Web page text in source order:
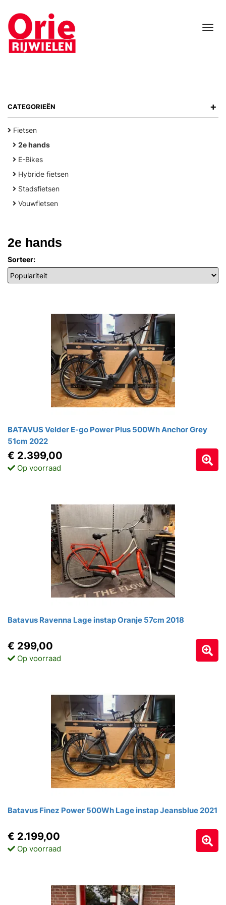
CATEGORIEËN +
Fietsen
2e hands
E-Bikes
Hybride fietsen
Stadsfietsen
Vouwfietsen
2e hands
Sorteer:
BATAVUS Velder E-go Power Plus 500Wh Anchor Grey
51cm 2022
€ 2.399,00
Op voorraad
Batavus Ravenna Lage instap Oranje 57cm 2018
€ 299,00
Op voorraad
Batavus Finez Power 500Wh Lage instap Jeansblue 2021
€ 2.199,00
Op voorraad